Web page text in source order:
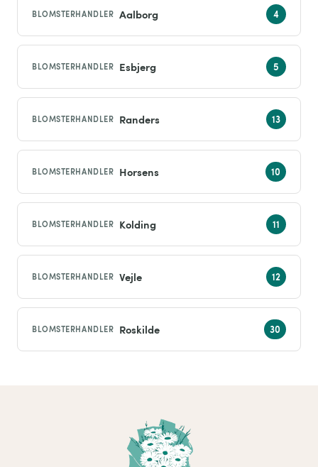
BLOMSTERHANDLER Aalborg
BLOMSTERHANDLER Esbjerg
BLOMSTERHANDLER Randers
BLOMSTERHANDLER Horsens
BLOMSTERHANDLER Kolding
BLOMSTERHANDLER Vejle
BLOMSTERHANDLER Roskilde